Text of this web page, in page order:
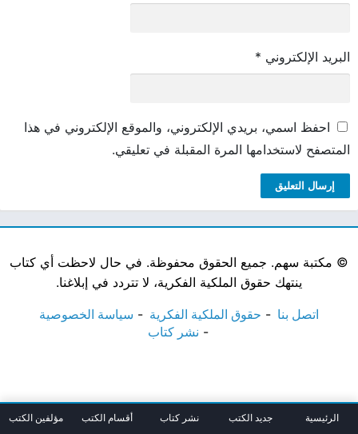
البريد الإلكتروني *
احفظ اسمي، بريدي الإلكتروني، والموقع الإلكتروني في هذا
المتصفح لاستخدامها المرة المقبلة في تعليقي.
© مكتبة سهم. جميع الحقوق محفوظة. في حال لاحظت أي كتاب
ينتهك حقوق الملكية الفكرية، لا تتردد في إبلاغنا.
اتصل بنا حقوق الملكية الفكرية
سياسة الخصوصية
نشر كتاب
الرئيسية جديد الكتب نشر كتاب أقسام الكتب مؤلفين الكتب